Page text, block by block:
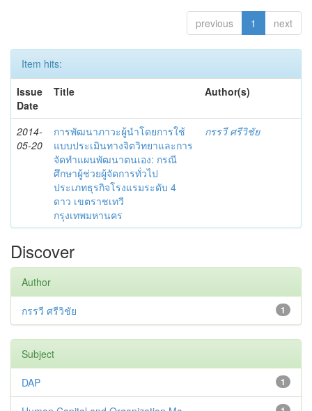
previous 1 next
Item hits:
Issue
Date
Title Author(s)
2014-
05-20
การพัฒนาภาวะผู้นำโดยการใช้
แบบประเมินทางจิตวิทยาและการ
จัดทำแผนพัฒนาตนเอง: กรณี
ศึกษาผู้ช่วยผู้จัดการทั่วไป
ประเภทธุรกิจโรงแรมระดับ 4
ดาว เขตราชเทวี
กรุงเทพมหานคร
กรรวี ศรีวิชัย
Discover
Author
1
กรรวี ศรีวิชัย
Subject
1
DAP